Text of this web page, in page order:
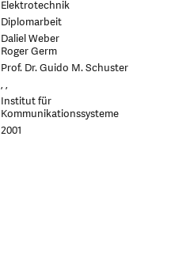
Elektrotechnik
Diplomarbeit
Daliel Weber
Roger Germ
Prof. Dr. Guido M. Schuster
, ,
Institut für
Kommunikationssysteme
2001